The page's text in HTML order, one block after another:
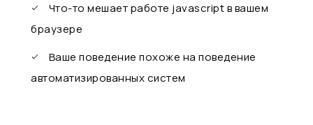
Что-то мешает работе javascript в вашем
браузере
Ваше поведение похоже на поведение
автоматизированных систем